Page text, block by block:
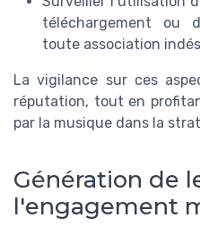
téléchargement ou
toute association
La vigilance sur ces
réputation, tout en
par la musique dans la
Génération de
l'engagement